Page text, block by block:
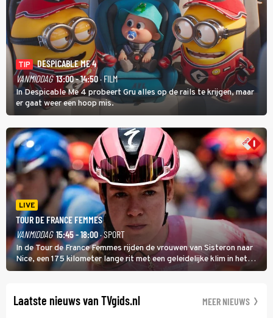
TIP
DESPICABLE ME 4
VANMIDDAG 13:00 - 14:50· FILM
In Despicable Me 4 probeert Gru alles op de rails te krijgen, maar
er gaat weer een hoop mis.
LIVE
TOUR DE FRANCE FEMMES
VANMIDDAG 15:45 - 18:00· SPORT
In de Tour de France Femmes rijden de vrouwen van Sisteron naar
Nice, een 175 kilometer lange rit met een geleidelijke klim in het
midden. Dat is mogelijk niet de zwaarste hindernis, dat is de
Laatste nieuws van TVgids.nl MEER NIEUWS